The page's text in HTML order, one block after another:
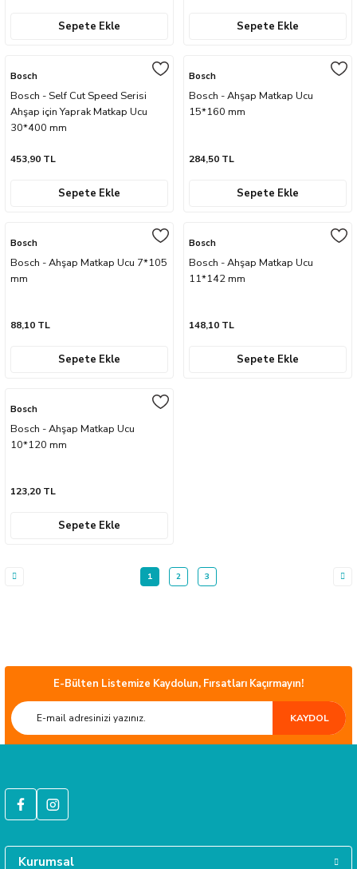
Sepete Ekle Sepete Ekle
Bosch
Bosch - Self Cut Speed Serisi
Ahşap için Yaprak Matkap Ucu
30*400 mm
453,90 TL
Sepete Ekle
Bosch
Bosch - Ahşap Matkap Ucu
15*160 mm
284,50 TL
Sepete Ekle
Bosch
Bosch - Ahşap Matkap Ucu 7*105
mm
88,10 TL
Sepete Ekle
Bosch
Bosch - Ahşap Matkap Ucu
11*142 mm
148,10 TL
Sepete Ekle
Bosch
Bosch - Ahşap Matkap Ucu
10*120 mm
123,20 TL
Sepete Ekle
1 2 3
Türkiye’nin her yerine sorunsuz teslimat ile alışveriş keyfi İkmal'de!
Tüm siparişleriniz hızlıca kargoya verilmektedir.
E-Bülten Listemize Kaydolun, Fırsatları Kaçırmayın!
KAYDOL
Kurumsal